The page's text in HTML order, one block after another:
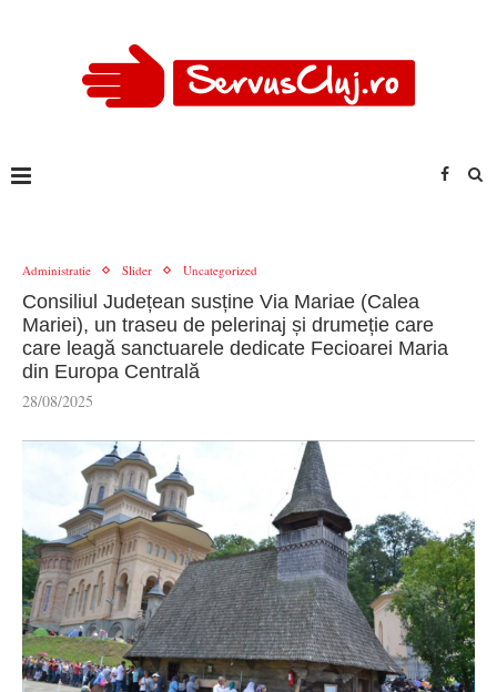
Administratie Slider Uncategorized
Consiliul Județean susține Via Mariae (Calea
Mariei), un traseu de pelerinaj și drumeție care
care leagă sanctuarele dedicate Fecioarei Maria
din Europa Centrală
28/08/2025